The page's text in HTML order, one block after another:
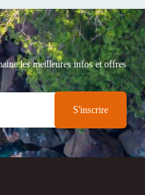
les meilleures infos et offres